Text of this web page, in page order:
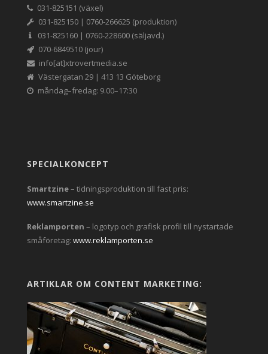
031-825151 (växel)
031-825150 | 0760-266625 (produktion)
031-825160 | 0760-228600 (säljavd.)
070-6849510 (jour)
info[at]xtrovertmedia.se
Västergatan 29 | 413 13 Göteborg
måndag–fredag: 9.00–17:30
SPECIALKONCEPT
Smartzine– tidningsproduktion till fast pris:
www.smartzine.se
Reklamporten – logotyp och grafisk profil till nystartade
småföretag: www.reklamporten.se
ARTIKLAR OM CONTENT MARKETING: